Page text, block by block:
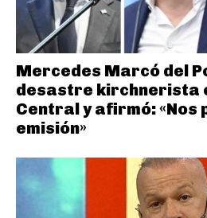
Mercedes Marcó del
desastre kirchnerista
Central y afirmó: «Nos
emisión»